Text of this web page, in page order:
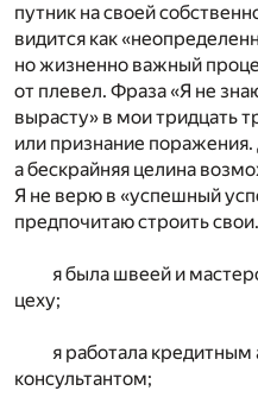
путник на своей
видится как
но жизненно важный
от плевел. Фраза «Я не
вырасту» в мои тридцать
или признание поражения.
а бескрайняя целина
Я не верю в «успешный
предпочитаю строить
я была швеей и
цеху;
я работала
консультантом;